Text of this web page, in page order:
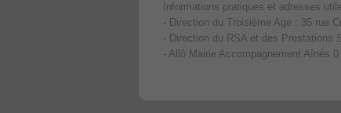
Informations pratiques et adresses
- Direction du Troisième Age : 35 rue
- Direction du RSA et des Prestations
- Allô Mairie Accompagnement Aînés